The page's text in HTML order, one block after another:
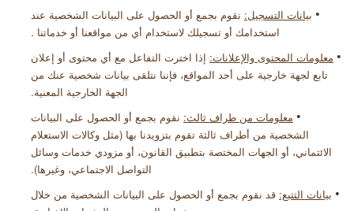
• بيانات التسجيل: نقوم بجمع أو الحصول على البيانات الشخصية عند
استخدامك أو تسجيلك لاستخدام أي من مواقعنا أو خدماتنا .
• معلومات المحتوى والإعلانات: إذا اخترت التفاعل مع أي محتوى أو إعلان
تابع لجهة خارجية على أحد المواقع، فإننا نتلقى بيانات شخصية عنك من
الجهة الخارجية المعنية.
• معلومات من طراف ثالث: نقوم بجمع أو الحصول على البيانات
الشخصية من أطراف ثالثة تقوم بتزويدنا بها (مثل وكالات الاستعلام
الائتماني، أو الجهات المختصة بتطبيق القانون، أو مزودي خدمات وسائل
التواصل الاجتماعي، وغيرها).
• بيانات التتبع: قد نقوم بجمع أو الحصول على البيانات الشخصية من خلال